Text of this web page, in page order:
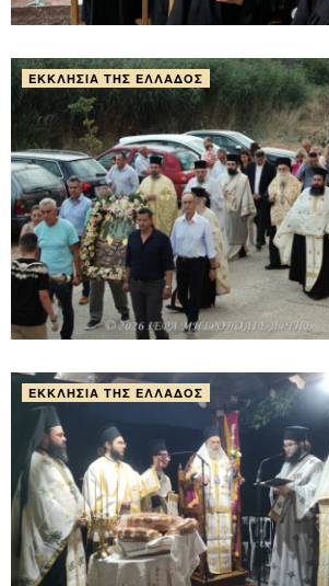
ΕΚΚΛΗΣΊΑ ΤΗΣ ΕΛΛΆΔΟΣ
ΕΚΚΛΗΣΊΑ ΤΗΣ ΕΛΛΆΔΟΣ